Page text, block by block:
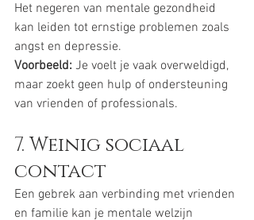
Het negeren van mentale gezondheid
kan leiden tot ernstige problemen zoals
angst en depressie.
Voorbeeld: Je voelt je vaak overweldigd,
maar zoekt geen hulp of ondersteuning
van vrienden of professionals.
7. Weinig sociaal
contact
Een gebrek aan verbinding met vrienden
en familie kan je mentale welzijn